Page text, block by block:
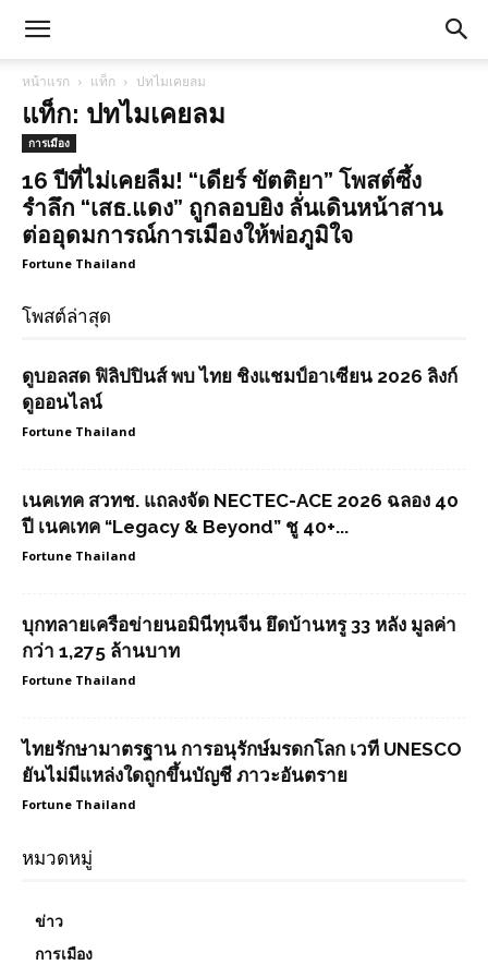
หน้าแรก แท็ก ปทไมเคยลม
แท็ก: ปทไมเคยลม
การเมือง
16 ปีที่ไม่เคยลืม! “เดียร์ ขัตติยา” โพสต์ซึ้ง
รำลึก “เสธ.แดง” ถูกลอบยิง ลั่นเดินหน้าสาน
ต่ออุดมการณ์การเมืองให้พ่อภูมิใจ
Fortune Thailand
โพสต์ล่าสุด
ดูบอลสด ฟิลิปปินส์ พบ ไทย ชิงแชมป์อาเซียน 2026 ลิงก์
ดูออนไลน์
Fortune Thailand
เนคเทค สวทช. แถลงจัด NECTEC-ACE 2026 ฉลอง 40
ปี เนคเทค “Legacy & Beyond” ชู 40+...
Fortune Thailand
บุกทลายเครือข่ายนอมินีทุนจีน ยึดบ้านหรู 33 หลัง มูลค่า
กว่า 1,275 ล้านบาท
Fortune Thailand
ไทยรักษามาตรฐาน การอนุรักษ์มรดกโลก เวที UNESCO
ยันไม่มีแหล่งใดถูกขึ้นบัญชี ภาวะอันตราย
Fortune Thailand
หมวดหมู่
ข่าว
การเมือง